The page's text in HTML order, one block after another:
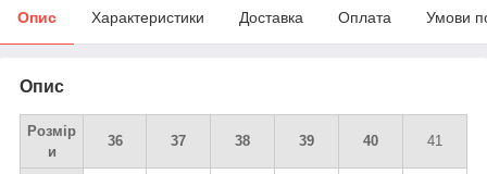
Опис Характеристики Доставка Оплата Умови
Опис
Розмір
и
36 37 38 39 40 41